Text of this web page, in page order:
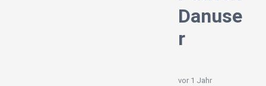
Danuse
r
vor 1 Jahr